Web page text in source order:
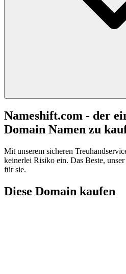
Nameshift.com - der
Domain Namen zu
Mit unserem sicheren
keinerlei Risiko ein. Das Beste,
für sie.
Diese Domain kaufen